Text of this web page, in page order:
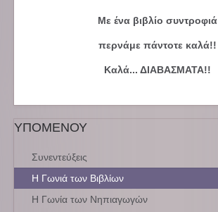
Με ένα βιβλίο συντροφιά
περνάμε πάντοτε καλά!!
Καλά... ΔΙΑΒΑΣΜΑΤΑ!!
ΥΠΟΜΕΝΟΥ
Συνεντεύξεις
Η Γωνιά των Βιβλίων
Η Γωνία των Νηπιαγωγών